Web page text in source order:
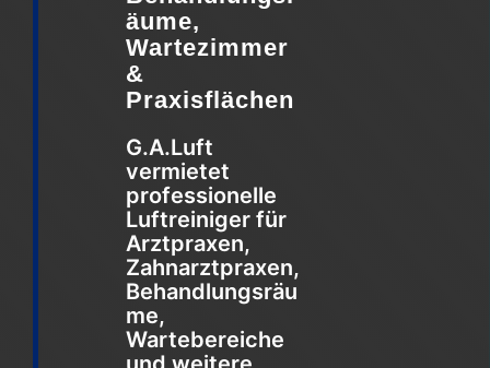
äume,
Wartezimmer
&
Praxisflächen
G.A.Luft
vermietet
professionelle
Luftreiniger für
Arztpraxen,
Zahnarztpraxen,
Behandlungsräu
me,
Wartebereiche